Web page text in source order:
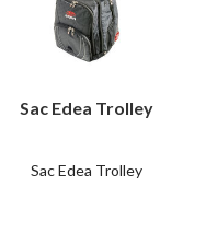
Sac Edea Trolley
Sac Edea Trolley